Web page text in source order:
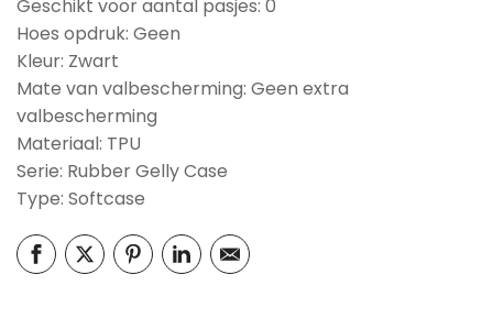
Geschikt voor aantal pasjes: 0
Hoes opdruk: Geen
Kleur: Zwart
Mate van valbescherming: Geen extra
valbescherming
Materiaal: TPU
Serie: Rubber Gelly Case
Type: Softcase